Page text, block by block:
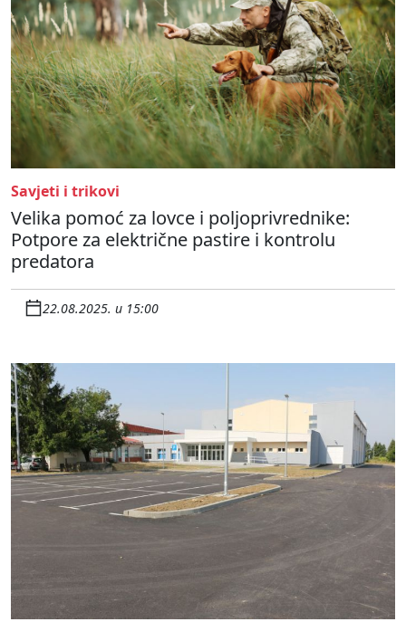
Savjeti i trikovi
Velika pomoć za lovce i poljoprivrednike:
Potpore za električne pastire i kontrolu
predatora
22.08.2025. u 15:00